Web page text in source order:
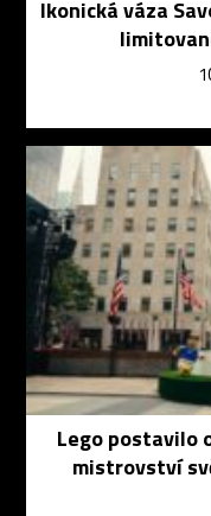
Ikonická váza
Lego postavilo
mistrovství